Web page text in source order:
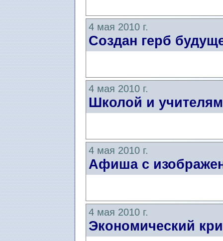
4 мая 2010 г.
Создан герб
4 мая 2010 г.
Школой и
4 мая 2010 г.
Афиша с
4 мая 2010 г.
Экономический